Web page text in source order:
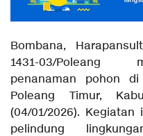
Bombana,
1431-03/Poleang
penanaman pohon
Poleang Timur,
(04/01/2026).
pelindung